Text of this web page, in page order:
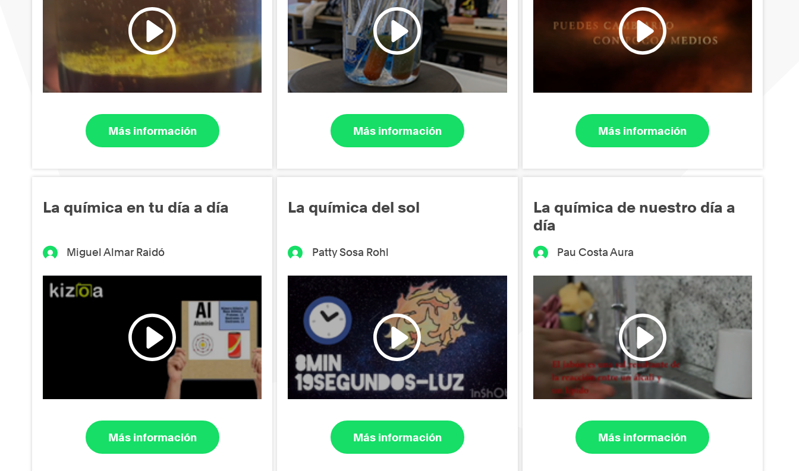
Más información Más información Más información
La química en tu día a día
Miguel Almar Raidó
Más información
La química del sol
Patty Sosa Rohl
Más información
La química de nuestro día a
día
Pau Costa Aura
Más información